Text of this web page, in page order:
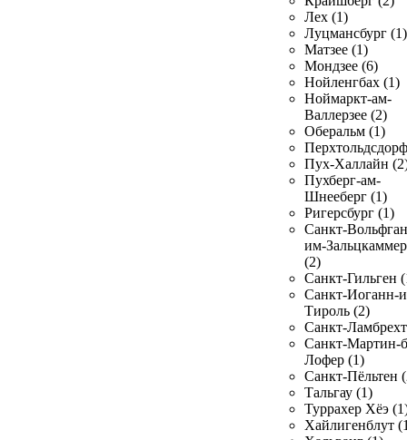
Лех (1)
Луцмансбург (1)
Матзее (1)
Мондзее (6)
Нойленгбах (1)
Ноймаркт-ам-
Валлерзее (2)
Оберальм (1)
Пух-Халлайн
Пухберг-ам-
Шнееберг (1)
Ригерсбург (1)
Санкт-
им-
(2)
Санкт-Гильген
Санкт-Иоганн-
Тироль (2)
Санкт-
Санкт-Мартин-
Лофер (1)
Санкт-Пёльтен
Тальгау (1)
Туррахер Хёэ
Хайлигенблут